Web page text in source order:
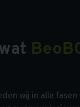
wij in alle